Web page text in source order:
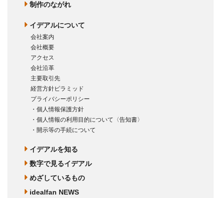
制作のながれ
イデアルについて
会社案内
会社概要
アクセス
会社沿革
主要取引先
経営方針ピラミッド
プライバシーポリシー
・個人情報保護方針
・個人情報の利用目的について〈告知書〉
・開示等の手続について
イデアルを知る
数字で見るイデアル
めざしているもの
idealfan NEWS